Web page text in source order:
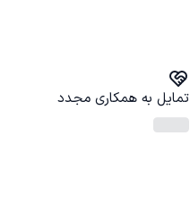
تمایل به همکاری مجدد